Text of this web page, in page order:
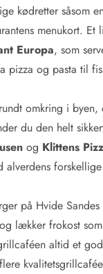
kødretter såsom
menukort. Et
Europa, som
pizza og pasta til
omkring i byen,
du den helt
og Klittens
alverdens
på Hvide
lækker frokost
altid et